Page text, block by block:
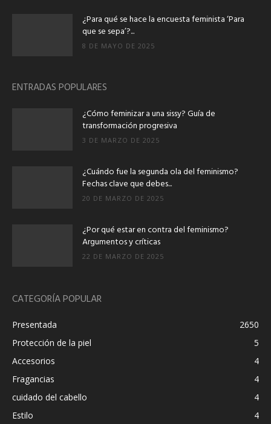
¿Para qué se hace la encuesta feminista ‘Para
que se sepa’?...
8 DE MAYO DE 2025
ENTRADAS POPULARES
¿Cómo feminizar a una sissy? Guía de
transformación progresiva
3 DE MARZO DE 2025
¿Cuándo fue la segunda ola del feminismo?
Fechas clave que debes...
20 DE MARZO DE 2025
¿Por qué estar en contra del feminismo?
Argumentos y críticas
22 DE MARZO DE 2025
CATEGORÍA POPULAR
Presentada
2650
Protección de la piel
5
Accesorios
4
Fragancias
4
cuidado del cabello
4
Estilo
4